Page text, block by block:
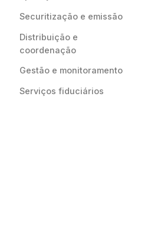
Securitização e emissão
Distribuição e
coordenação
Gestão e monitoramento
Serviços fiduciários